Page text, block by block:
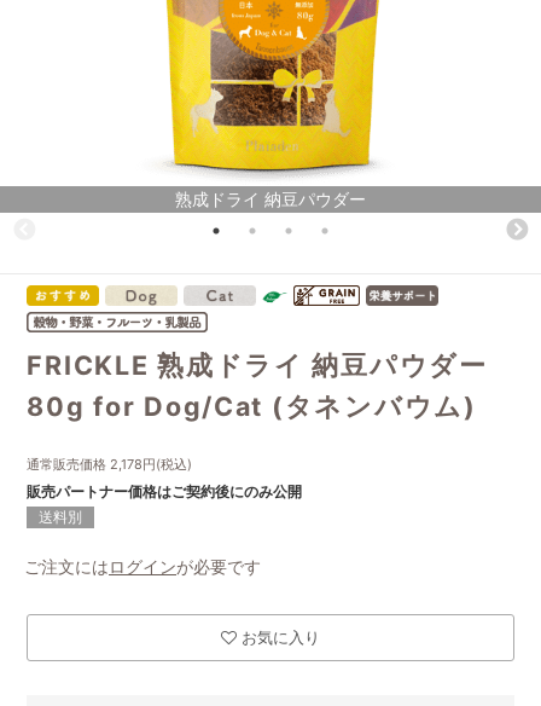
熟成ドライ 納豆パウダー
FRICKLE 熟成ドライ 納豆パウダー
80g for Dog/Cat (タネンバウム)
通常販売価格 2,178円(税込)
販売パートナー価格はご契約後にのみ公開
送料別
ご注文にはログインが必要です
お気に入り